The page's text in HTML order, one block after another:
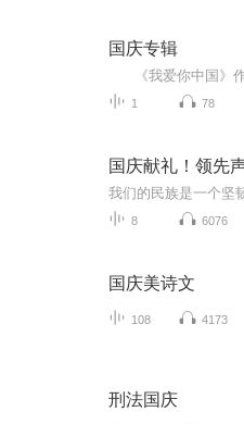
国庆专辑
1 78
国庆献礼！领先
8 6076
国庆美诗文
108 4173
刑法国庆